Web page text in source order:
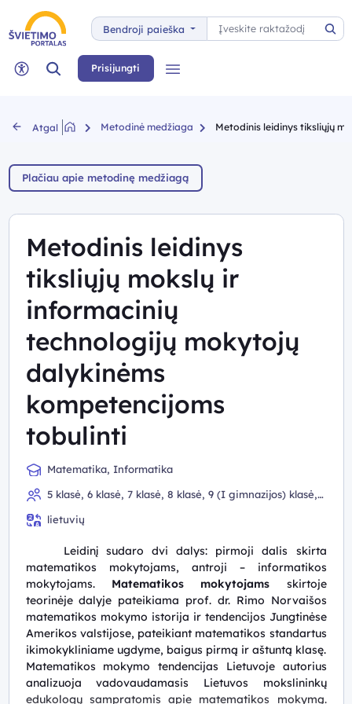
Bendroji paieška
Paieška
Neįgaliųjų rėžimas
Paieška Prisijungti
Atgal Metodinė medžiaga Metodinis leidinys tiksliųjų
Plačiau apie metodinę medžiagą
Metodinis leidinys
tiksliųjų mokslų ir
informacinių
technologijų mokytojų
dalykinėms
kompetencijoms
tobulinti
Matematika, Informatika
5 klasė, 6 klasė, 7 klasė, 8 klasė, 9 (I gimnazijos) klasė,
klasėlietuvių
Leidinį sudaro dvi dalys: pirmoji dalis skirta
matematikos mokytojams, antroji – informatikos
mokytojams. Matematikos mokytojams skirtoje
teorinėje dalyje pateikiama prof. dr. Rimo Norvaišos
matematikos mokymo istorija ir tendencijos Jungtinėse
Amerikos valstijose, pateikiant matematikos standartus
ikimokykliniame ugdyme, baigus pirmą ir aštuntą klasę.
Matematikos mokymo tendencijas Lietuvoje autorius
analizuoja vadovaudamasis Lietuvos mokslininkų
edukologų sampratomis apie matematikos mokymą.